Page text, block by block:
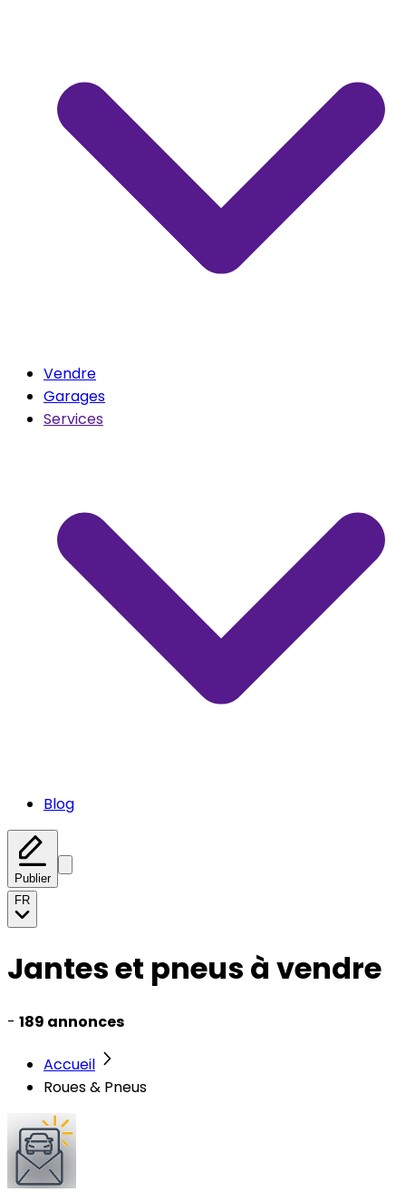
Vendre
Garages
Services
Blog
Publier
FR
Jantes et pneus à vendre
- 189 annonces
Accueil
Roues & Pneus